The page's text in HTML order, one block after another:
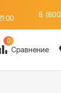
8
0
Сравнение